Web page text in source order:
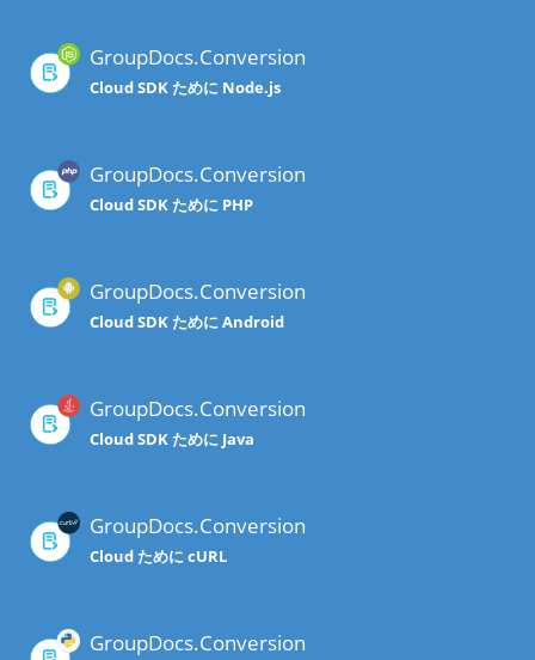
GroupDocs.Conversion
Cloud SDK ために Node.js
GroupDocs.Conversion
Cloud SDK ために PHP
GroupDocs.Conversion
Cloud SDK ために Android
GroupDocs.Conversion
Cloud SDK ために Java
GroupDocs.Conversion
Cloud ために cURL
GroupDocs.Conversion